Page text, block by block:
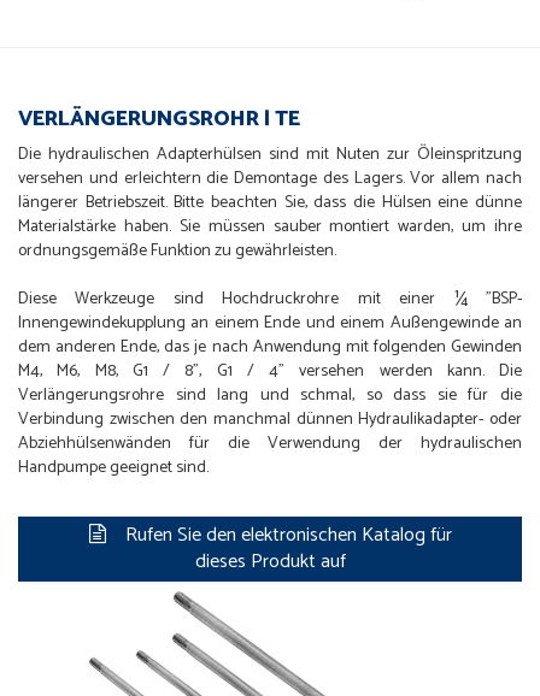
VERLÄNGERUNGSROHR | TE
Die hydraulischen Adapterhülsen sind mit Nuten zur Öleinspritzung
versehen und erleichtern die Demontage des Lagers. Vor allem nach
längerer Betriebszeit. Bitte beachten Sie, dass die Hülsen eine dünne
Materialstärke haben. Sie müssen sauber montiert warden, um ihre
ordnungsgemäße Funktion zu gewährleisten.
Diese Werkzeuge sind Hochdruckrohre mit einer ¼ "BSP-
Innengewindekupplung an einem Ende und einem Außengewinde an
dem anderen Ende, das je nach Anwendung mit folgenden Gewinden
M4, M6, M8, G1 / 8", G1 / 4" versehen werden kann. Die
Verlängerungsrohre sind lang und schmal, so dass sie für die
Verbindung zwischen den manchmal dünnen Hydraulikadapter- oder
Abziehhülsenwänden für die Verwendung der hydraulischen
Handpumpe geeignet sind.
Rufen Sie den elektronischen Katalog für
dieses Produkt auf